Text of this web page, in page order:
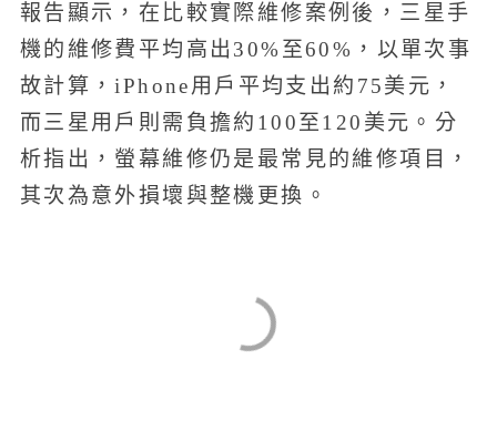
報告顯示，在比較實際維修案例後，三星手
機的維修費平均高出30%至60%，以單次事
故計算，iPhone用戶平均支出約75美元，
而三星用戶則需負擔約100至120美元。分
析指出，螢幕維修仍是最常見的維修項目，
其次為意外損壞與整機更換。